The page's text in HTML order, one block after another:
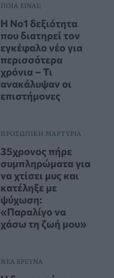
ΠΟΙΑ ΕΙΝΑΙ;
Η Νο1 δεξιότητα
που διατηρεί τον
εγκέφαλο νέο για
περισσότερα
χρόνια – Τι
ανακάλυψαν οι
επιστήμονες
ΠΡΟΣΩΠΙΚΗ ΜΑΡΤΥΡΙΑ
35χρονος πήρε
συμπληρώματα για
να χτίσει μυς και
κατέληξε με
ψύχωση:
«Παραλίγο να
χάσω τη ζωή μου»
ΝΕΑ ΕΡΕΥΝΑ